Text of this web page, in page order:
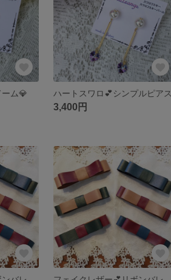
ム💎 ハートスワロ💕シンプルピアス
3,400円